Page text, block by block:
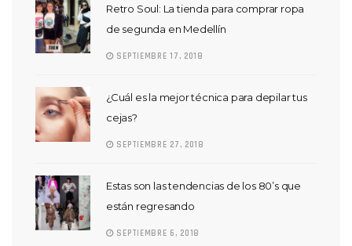
Retro Soul: La tienda para comprar ropa
de segunda en Medellín
SEPTIEMBRE 17, 2018
¿Cuál es la mejor técnica para depilar tus
cejas?
SEPTIEMBRE 27, 2018
Estas son las tendencias de los 80’s que
están regresando
SEPTIEMBRE 6, 2018